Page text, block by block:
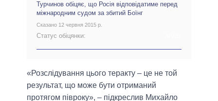
Турчинов обіцяє, що Росія відповідатиме перед
міжнародним судом за збитий Боїнг
Сказано 12 червня 2015 р.
Статус обіцянки:
«Розслідування цього теракту – це не той
результат, що може бути отриманий
протягом півроку», – підкреслив Михайло